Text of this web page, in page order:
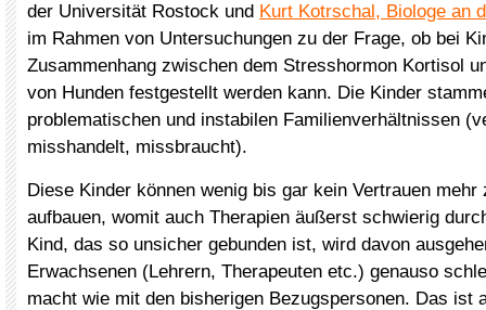
der Universität Rostock und Kurt Kotrschal, Biologe an
im Rahmen von Untersuchungen zu der Frage, ob bei
Zusammenhang zwischen dem Stresshormon Kortisol
von Hunden festgestellt werden kann. Die Kinder
problematischen und instabilen Familienverhältnissen
misshandelt, missbraucht).
Diese Kinder können wenig bis gar kein Vertrauen mehr
aufbauen, womit auch Therapien äußerst schwierig
Kind, das so unsicher gebunden ist, wird davon
Erwachsenen (Lehrern, Therapeuten etc.) genauso
macht wie mit den bisherigen Bezugspersonen. Das ist